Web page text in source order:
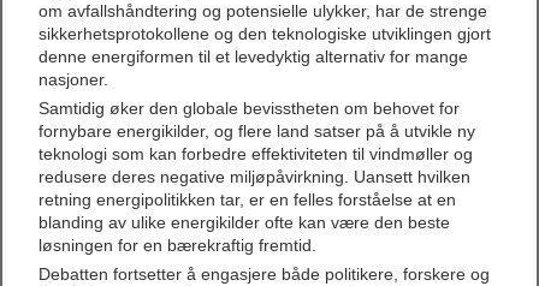
om avfallshåndtering og potensielle ulykker, har de strenge
sikkerhetsprotokollene og den teknologiske utviklingen gjort
denne energiformen til et levedyktig alternativ for mange
nasjoner.
Samtidig øker den globale bevisstheten om behovet for
fornybare energikilder, og flere land satser på å utvikle ny
teknologi som kan forbedre effektiviteten til vindmøller og
redusere deres negative miljøpåvirkning. Uansett hvilken
retning energipolitikken tar, er en felles forståelse at en
blanding av ulike energikilder ofte kan være den beste
løsningen for en bærekraftig fremtid.
Debatten fortsetter å engasjere både politikere, forskere og